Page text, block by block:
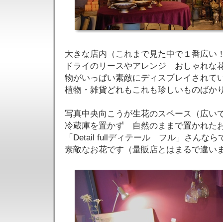
大きな店内（これまで見た中で１番広い
ドライのリースやアレンジ おしゃれな
物がいっぱい素敵にディスプレイされて
植物・雑貨どれもこれも珍しいものばか
写真中央向こうが生花のスペース（広い
冷蔵庫を置かず 自然のままで置かれた
「Detail fullディテール フル」さんなら
素敵なお花です（量販店とはまるで違い